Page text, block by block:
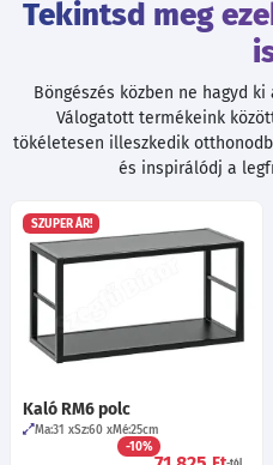
Tekintsd meg
Böngészés közben ne hagyd
Válogatott termékeink
tökéletesen illeszkedik
és inspirálódj a
SZUPER ÁR!
Kaló RM6 polc
Ma:31 Sz:60 Mé:25cm
-10%